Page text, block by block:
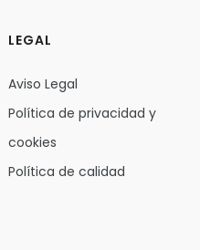
LEGAL
Aviso Legal
Política de privacidad y
cookies
Política de calidad